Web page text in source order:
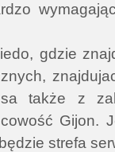
gdzie
także z
Gijon.
strefa